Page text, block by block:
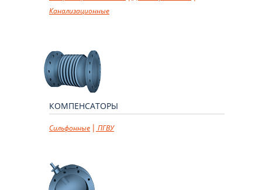
Канализационные
КОМПЕНСАТОРЫ
Сильфонные ПГВУ